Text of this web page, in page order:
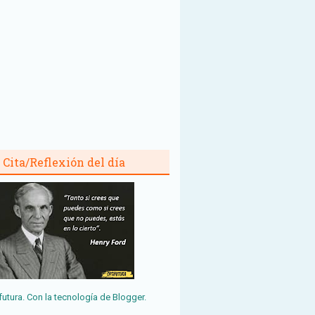
Cita/Reflexión del día
Con la tecnología de Blogger.